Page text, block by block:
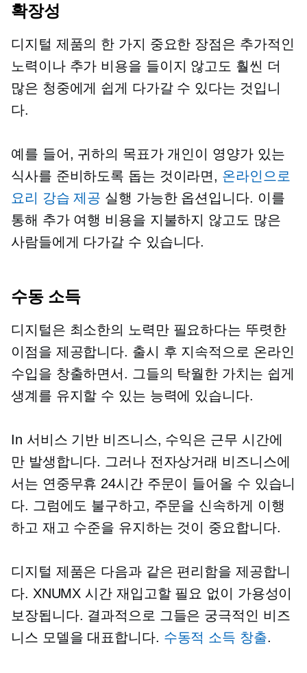
확장성
디지털 제품의 한 가지 중요한 장점은 추가적인
노력이나 추가 비용을 들이지 않고도 훨씬 더
많은 청중에게 쉽게 다가갈 수 있다는 것입니
다.
예를 들어, 귀하의 목표가 개인이 영양가 있는
식사를 준비하도록 돕는 것이라면, 온라인으로
요리 강습 제공 실행 가능한 옵션입니다. 이를
통해 추가 여행 비용을 지불하지 않고도 많은
사람들에게 다가갈 수 있습니다.
수동 소득
디지털은 최소한의 노력만 필요하다는 뚜렷한
이점을 제공합니다. 출시 후 지속적으로 온라인
수입을 창출하면서. 그들의 탁월한 가치는 쉽게
생계를 유지할 수 있는 능력에 있습니다.
In 서비스 기반 비즈니스, 수익은 근무 시간에
만 발생합니다. 그러나 전자상거래 비즈니스에
서는 연중무휴 24시간 주문이 들어올 수 있습니
다. 그럼에도 불구하고, 주문을 신속하게 이행
하고 재고 수준을 유지하는 것이 중요합니다.
디지털 제품은 다음과 같은 편리함을 제공합니
다. XNUMX 시간재입고할 필요 없이 가용성이
보장됩니다. 결과적으로 그들은 궁극적인 비즈
니스 모델을 대표합니다. 수동적 소득 창출.